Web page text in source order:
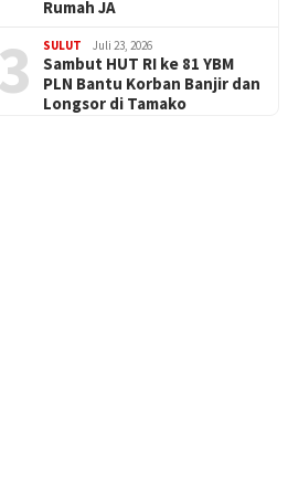
Rumah JA
SULUT Juli 23, 2026
Sambut HUT RI ke 81 YBM
PLN Bantu Korban Banjir dan
Longsor di Tamako